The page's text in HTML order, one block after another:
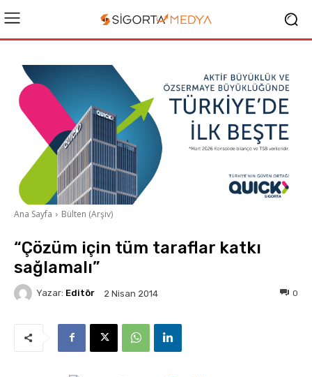
Ana Sayfa Bülten (Arşiv)
“Çözüm için tüm taraflar katkı
sağlamalı”
Yazar: Editör 2 Nisan 2014 0